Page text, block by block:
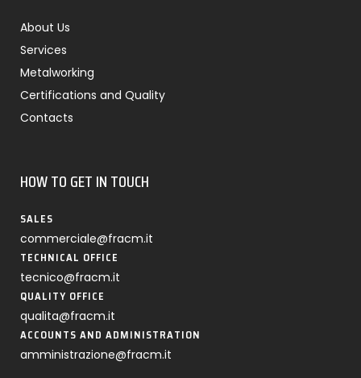
About Us
Services
Metalworking
Certifications and Quality
Contacts
HOW TO GET IN TOUCH
SALES
commerciale@fracm.it
TECHNICAL OFFICE
tecnico@fracm.it
QUALITY OFFICE
qualita@fracm.it
ACCOUNTS AND ADMINISTRATION
amministrazione@fracm.it